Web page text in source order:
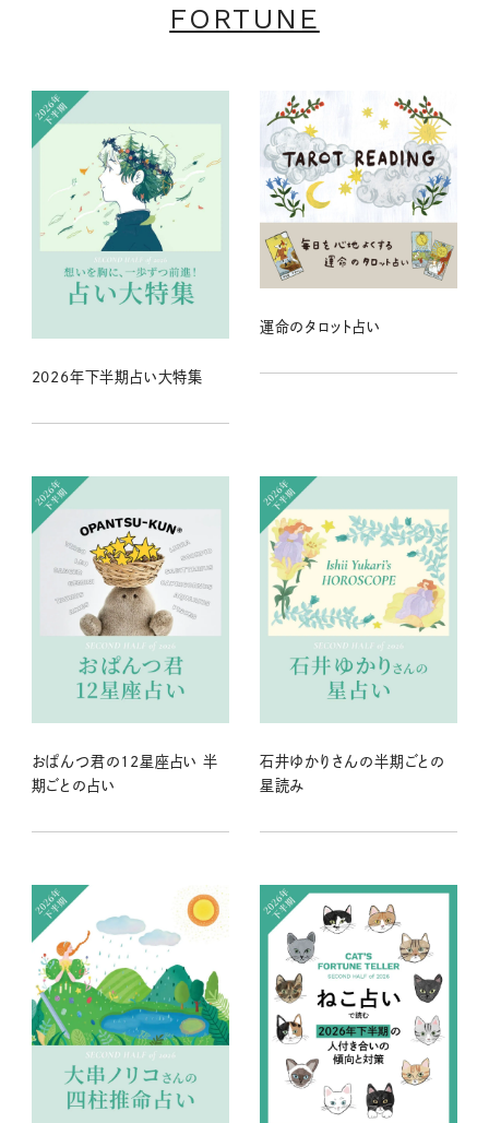
FORTUNE
2026年下半期占い大特集
運命のタロット占い
おぱんつ君の12星座占い 半
期ごとの占い
石井ゆかりさんの半期ごとの
星読み